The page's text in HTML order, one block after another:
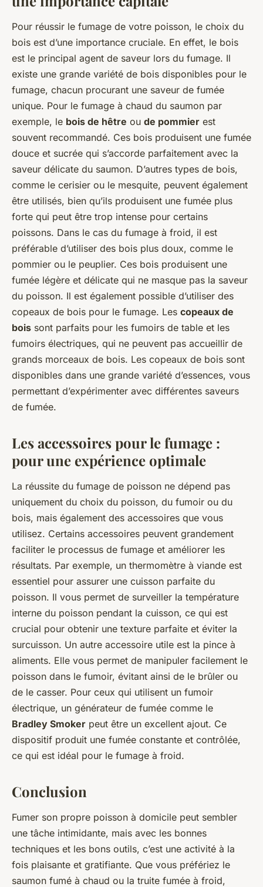
Pour réussir le fumage de votre poisson, le choix du
bois est d’une importance cruciale. En effet, le bois
est le principal agent de saveur lors du fumage. Il
existe une grande variété de bois disponibles pour le
fumage, chacun procurant une saveur de fumée
unique. Pour le fumage à chaud du saumon par
exemple, le bois de hêtre ou de pommier est
souvent recommandé. Ces bois produisent une fumée
douce et sucrée qui s’accorde parfaitement avec la
saveur délicate du saumon. D’autres types de bois,
comme le cerisier ou le mesquite, peuvent également
être utilisés, bien qu’ils produisent une fumée plus
forte qui peut être trop intense pour certains
poissons. Dans le cas du fumage à froid, il est
préférable d’utiliser des bois plus doux, comme le
pommier ou le peuplier. Ces bois produisent une
fumée légère et délicate qui ne masque pas la saveur
du poisson. Il est également possible d’utiliser des
copeaux de bois pour le fumage. Les copeaux de
bois sont parfaits pour les fumoirs de table et les
fumoirs électriques, qui ne peuvent pas accueillir de
grands morceaux de bois. Les copeaux de bois sont
disponibles dans une grande variété d’essences, vous
permettant d’expérimenter avec différentes saveurs
de fumée.
Les accessoires pour le fumage :
pour une expérience optimale
La réussite du fumage de poisson ne dépend pas
uniquement du choix du poisson, du fumoir ou du
bois, mais également des accessoires que vous
utilisez. Certains accessoires peuvent grandement
faciliter le processus de fumage et améliorer les
résultats. Par exemple, un thermomètre à viande est
essentiel pour assurer une cuisson parfaite du
poisson. Il vous permet de surveiller la température
interne du poisson pendant la cuisson, ce qui est
crucial pour obtenir une texture parfaite et éviter la
surcuisson. Un autre accessoire utile est la pince à
aliments. Elle vous permet de manipuler facilement le
poisson dans le fumoir, évitant ainsi de le brûler ou
de le casser. Pour ceux qui utilisent un fumoir
électrique, un générateur de fumée comme le
Bradley Smoker peut être un excellent ajout. Ce
dispositif produit une fumée constante et contrôlée,
ce qui est idéal pour le fumage à froid.
Conclusion
Fumer son propre poisson à domicile peut sembler
une tâche intimidante, mais avec les bonnes
techniques et les bons outils, c’est une activité à la
fois plaisante et gratifiante. Que vous préfériez le
saumon fumé à chaud ou la truite fumée à froid,